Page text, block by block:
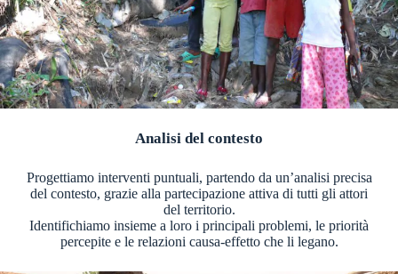
Analisi del contesto
Progettiamo interventi puntuali, partendo da un’analisi precisa
del contesto, grazie alla partecipazione attiva di tutti gli attori
del territorio.
Identifichiamo insieme a loro i principali problemi, le priorità
percepite e le relazioni causa-effetto che li legano.